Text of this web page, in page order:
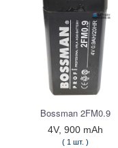
Bossman 2FM0.9
4V, 900 mAh
( 1 шт. )